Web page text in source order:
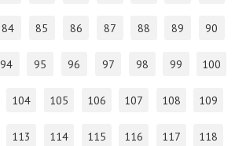
84 85 86 87 88 89 90
94 95 96 97 98 99 100
104 105 106 107 108 109
113 114 115 116 117 118